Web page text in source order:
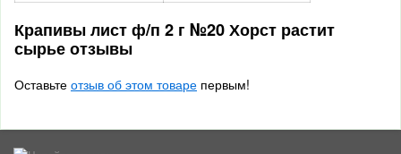
Крапивы лист ф/п 2 г №20 Хорст растит
сырье отзывы
Оставьте отзыв об этом товаре первым!